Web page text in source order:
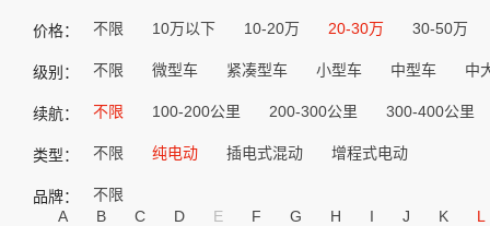
价格： 不限 10万以下 10-20万 20-30万 30-50万
级别： 不限 微型车 紧凑型车 小型车 中型车 中
续航： 不限 100-200公里 200-300公里 300-400公里
类型： 不限 纯电动 插电式混动 增程式电动
品牌：
不限
A
B C D E F G H I J K L